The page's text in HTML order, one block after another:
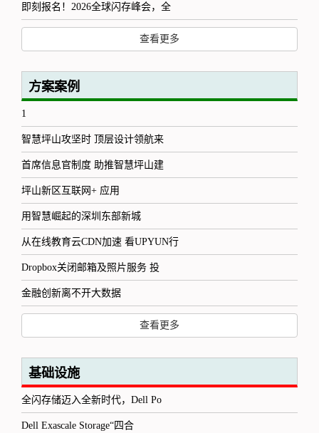
即刻报名！2026全球闪存峰会，全
查看更多
方案案例
1
智慧坪山攻坚时 顶层设计领航来
首席信息官制度 助推智慧坪山建
坪山新区互联网+ 应用
用智慧崛起的深圳东部新城
从在线教育云CDN加速 看UPYUN行
Dropbox关闭邮箱及照片服务 投
金融创新离不开大数据
查看更多
基础设施
全闪存储迈入全新时代，Dell Po
Dell Exascale Storage“四合